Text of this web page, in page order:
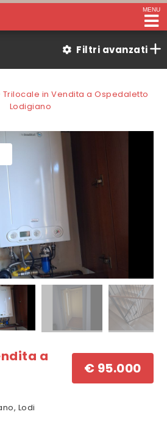
MENU
Filtri avanzati
Trilocale in Vendita a Ospedaletto
Lodigiano
a
Lodi
€ 95.000